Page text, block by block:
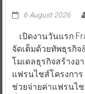
6 August 2026
เปิดงานวันแรก
จัดเต็มด้วยทัพธุรกิ
โมเดลธุรกิจสร้างอ
แฟรนไชส์โครงการ
ช่วยจ่ายค่าแฟรนไช